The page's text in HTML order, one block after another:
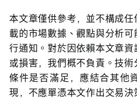
本文章僅供參考，並不構成
載的市場數據、觀點與分析
行通知。對於因依賴本文章
或損害，我們概不負責。技
條件是否滿足，應結合其他
現，不應單憑本文作出交易